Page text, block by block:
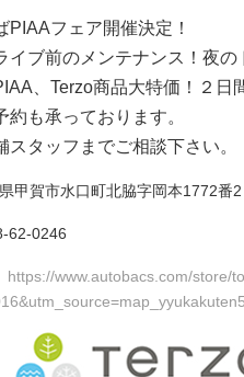
PIAAフェア開催決定！
イブ前のメンテナンス！夜
、Terzo商品大特価！２日
約も承っております。
スタッフまでご相談下さい。
甲賀市水口町北脇字岡本1772番2
62-0246
https://www.autobacs.com/store/